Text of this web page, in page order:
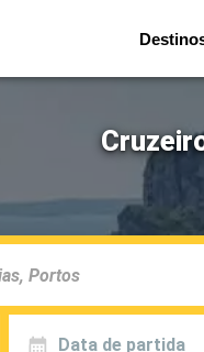
Data de partida